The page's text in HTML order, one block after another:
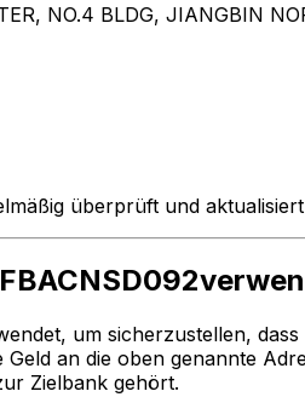
NO.4 BLDG, JIANGBIN
überprüft und aktualisiert
um sicherzustellen,
an die oben genannte
Zielbank gehört.